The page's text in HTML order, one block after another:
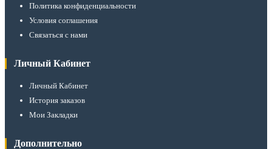
Политика конфиденциальности
Условия соглашения
Связаться с нами
Личный Кабинет
Личный Кабинет
История заказов
Мои Закладки
Дополнительно